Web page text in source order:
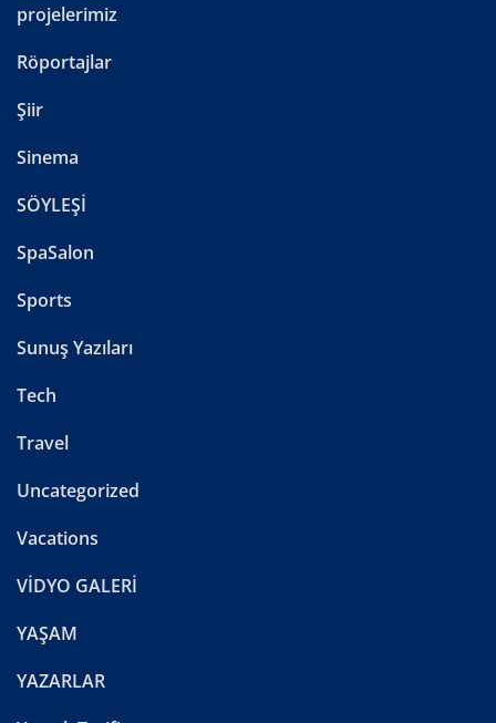
projelerimiz
Röportajlar
Şiir
Sinema
SÖYLEŞİ
SpaSalon
Sports
Sunuş Yazıları
Tech
Travel
Uncategorized
Vacations
VİDYO GALERİ
YAŞAM
YAZARLAR